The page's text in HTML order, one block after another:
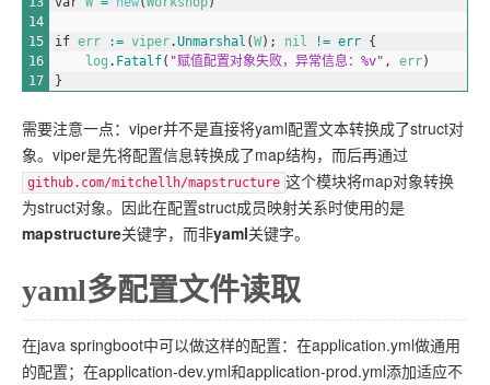
14
15
16
17
if err := viper.Unmarshal (W) ; nil != err {
log . Fatalf( "赋值配置对象失败，异常信息：%v" , err)
}
需要注意一点：viper并不是直接将yaml配置文本转换成了struct对
象。viper是先将配置信息转换成了map结构，而后再通过
github.com/mitchellh/mapstructure 这个模块将map对象转换
为struct对象。因此在配置struct成员映射关系时使用的是
mapstructure关键字，而非yaml关键字。
yaml多配置文件读取
在java springboot中可以做这样的配置：在application.yml做通用
的配置；在application-dev.yml和application-prod.yml添加适应不